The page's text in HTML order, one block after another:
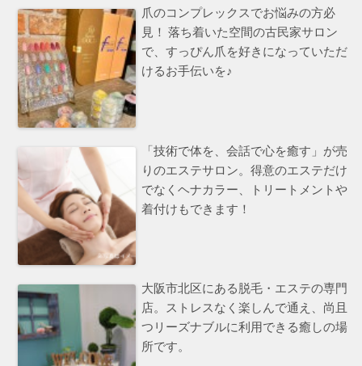
爪のコンプレックスでお悩みの方必
見！ 落ち着いた空間の古民家サロン
で、すっぴん爪を好きになっていただ
けるお手伝いを♪
「技術で体を、会話で心を癒す」が売
りのエステサロン。得意のエステだけ
でなくヘナカラー、トリートメントや
着付けもできます！
大阪市北区にある脱毛・エステの専門
店。ストレスなく楽しんで通え、尚且
つリーズナブルに利用できる癒しの場
所です。